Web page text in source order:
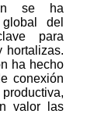
se ha
del
para
hortalizas.
ha hecho
conexión
valor las